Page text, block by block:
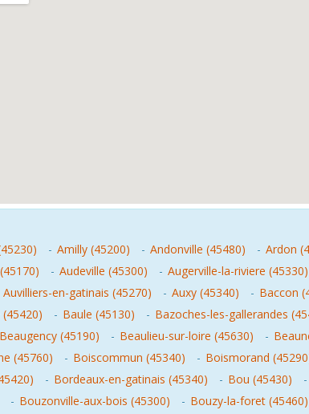
- Amilly (45200) - Andonville (45480) - Ardon
- Audeville (45300) - Augerville-la-riviere (45330)
Auvilliers-en-gatinais (45270) - Auxy (45340) - Baccon
- Baule (45130) - Bazoches-les-gallerandes
Beaugency (45190) - Beaulieu-sur-loire (45630) -
(45760) - Boiscommun (45340) - Boismorand
- Bordeaux-en-gatinais (45340) - Bou (45430) -
- Bouzonville-aux-bois (45300) - Bouzy-la-foret (45460)